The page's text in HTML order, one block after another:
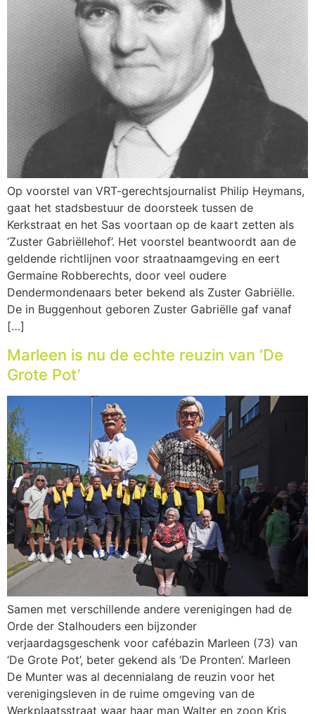
Op voorstel van VRT-gerechtsjournalist Philip Heymans,
gaat het stadsbestuur de doorsteek tussen de
Kerkstraat en het Sas voortaan op de kaart zetten als
‘Zuster Gabriëllehof’. Het voorstel beantwoordt aan de
geldende richtlijnen voor straatnaamgeving en eert
Germaine Robberechts, door veel oudere
Dendermondenaars beter bekend als Zuster Gabriëlle.
De in Buggenhout geboren Zuster Gabriëlle gaf vanaf
[…]
Marleen is nu de echte reuzin van ‘De
Grote Pot’
Samen met verschillende andere verenigingen had de
Orde der Stalhouders een bijzonder
verjaardagsgeschenk voor cafébazin Marleen (73) van
‘De Grote Pot’, beter gekend als ‘De Pronten’. Marleen
De Munter was al decennialang de reuzin voor het
verenigingsleven in de ruime omgeving van de
Werkplaatsstraat waar haar man Walter en zoon Kris